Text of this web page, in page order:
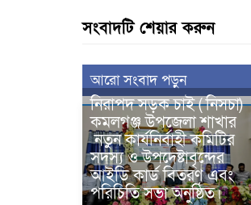
সংবাদটি শেয়ার করুন
আরো সংবাদ পড়ুন
নিরাপদ সড়ক চাই ( নিসচা)
কমলগঞ্জ উপজেলা শাখার
নতুন কার্যনির্বাহী কমিটির
সদস্য ও উপদেষ্টাবৃন্দের
আইডি কার্ড বিতরণ এবং
পরিচিতি সভা অনুষ্ঠিত।